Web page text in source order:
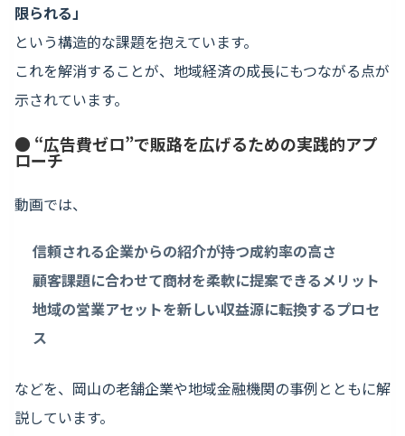
限られる」
という構造的な課題を抱えています。
これを解消することが、地域経済の成長にもつながる点が
示されています。
● “広告費ゼロ”で販路を広げるための実践的アプ
ローチ
動画では、
信頼される企業からの紹介が持つ成約率の高さ
顧客課題に合わせて商材を柔軟に提案できるメリット
地域の営業アセットを新しい収益源に転換するプロセ
ス
などを、岡山の老舗企業や地域金融機関の事例とともに解
説しています。